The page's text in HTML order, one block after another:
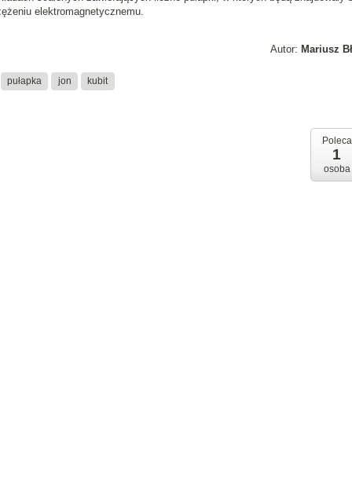
elektromagnetycznemu.
Autor: Mariusz
pułapka jon kubit
Poleca
1
osoba